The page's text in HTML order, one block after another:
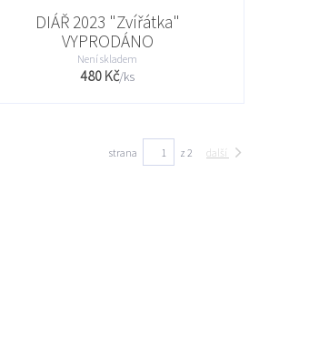
DIÁŘ 2023 "Zvířátka"
VYPRODÁNO
480 Kč/ks
Není skladem
strana z 2 další